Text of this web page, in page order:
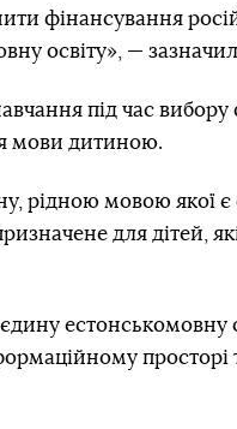
фінансування
освіту», —
під час
мови дитиною.
рідною мовою якої є
для дітей,
естонськомовну